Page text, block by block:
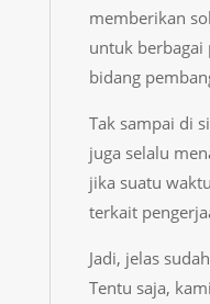
memberikan
untuk berbagai
bidang
Tak sampai di
juga selalu
jika suatu
terkait
Jadi, jelas
Tentu saja,